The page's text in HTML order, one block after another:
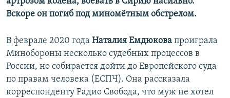
Вскоре он погиб под миномётным обстрелом.
В феврале 2020 года Наталия Емдюкова проиграла
Минобороны несколько судебных процессов в
России, но собирается дойти до Европейского суда
по правам человека (ЕСПЧ). Она рассказала
корреспонденту Радио Свобода, что муж не хотел